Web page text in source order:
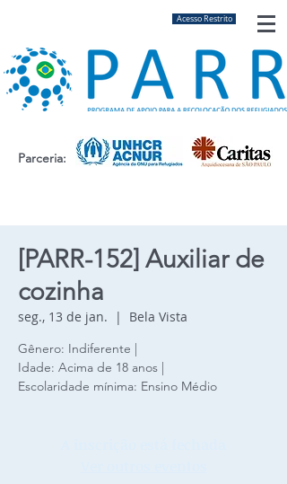
Acesso Restrito
Parceria:
[PARR-152] Auxiliar de
cozinha
seg., 13 de jan.
  |
Bela Vista
Gênero: Indiferente |
Idade: Acima de 18 anos |
Escolaridade mínima: Ensino Médio